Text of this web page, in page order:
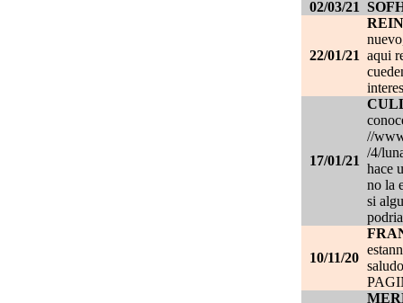
02/03/21
22/01/21 aqui
17/01/21
//
/4/
hace
no la
si
10/11/20